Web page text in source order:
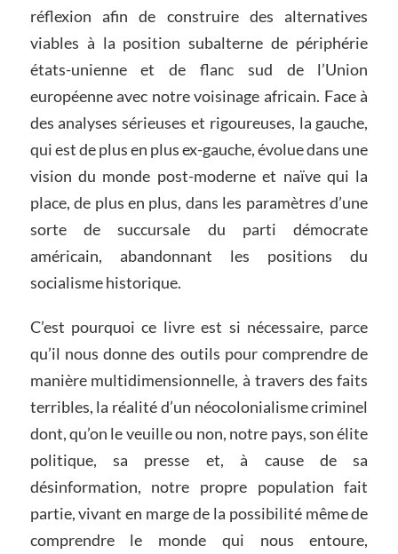
réflexion afin de construire des alternatives
viables à la position subalterne de périphérie
états-unienne et de flanc sud de l’Union
européenne avec notre voisinage africain. Face à
des analyses sérieuses et rigoureuses, la gauche,
qui est de plus en plus ex-gauche, évolue dans une
vision du monde post-moderne et naïve qui la
place, de plus en plus, dans les paramètres d’une
sorte de succursale du parti démocrate
américain, abandonnant les positions du
socialisme historique.
C’est pourquoi ce livre est si nécessaire, parce
qu’il nous donne des outils pour comprendre de
manière multidimensionnelle, à travers des faits
terribles, la réalité d’un néocolonialisme criminel
dont, qu’on le veuille ou non, notre pays, son élite
politique, sa presse et, à cause de sa
désinformation, notre propre population fait
partie, vivant en marge de la possibilité même de
comprendre le monde qui nous entoure,